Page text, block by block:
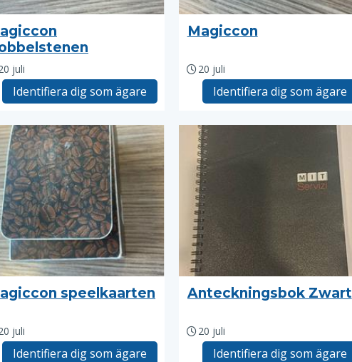
juli
Identifiera dig som ägare
Magiccon
20 juli
Identifiera dig som ägare
speelkaarten
juli
Identifiera dig som ägare
Anteckningsbok Zwart
20 juli
Identifiera dig som ägare